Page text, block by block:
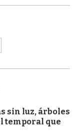
sin luz, árboles
temporal que